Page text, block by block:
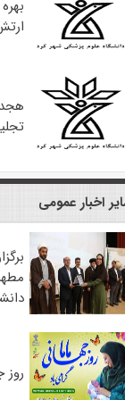
اخبار عمومی
روز